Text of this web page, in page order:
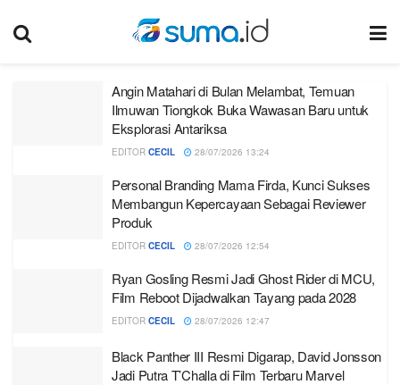
Angin Matahari di Bulan Melambat, Temuan
Ilmuwan Tiongkok Buka Wawasan Baru untuk
Eksplorasi Antariksa
EDITOR CECIL 28/07/2026 13:24
Personal Branding Mama Firda, Kunci Sukses
Membangun Kepercayaan Sebagai Reviewer
Produk
EDITOR CECIL 28/07/2026 12:54
Ryan Gosling Resmi Jadi Ghost Rider di MCU,
Film Reboot Dijadwalkan Tayang pada 2028
EDITOR CECIL 28/07/2026 12:47
Black Panther III Resmi Digarap, David Jonsson
Jadi Putra T’Challa di Film Terbaru Marvel